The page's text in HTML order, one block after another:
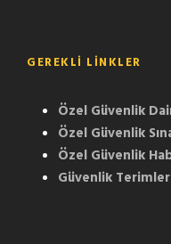
GEREKLI LINKLER
Özel Güvenlik
Özel Güvenlik
Özel Güvenlik
Güvenlik